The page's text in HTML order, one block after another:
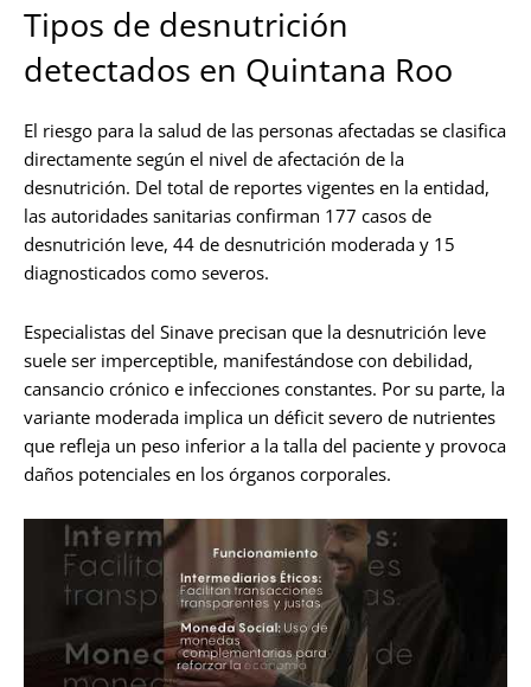
Tipos de desnutrición
detectados en Quintana Roo
El riesgo para la salud de las personas afectadas se clasifica
directamente según el nivel de afectación de la
desnutrición. Del total de reportes vigentes en la entidad,
las autoridades sanitarias confirman 177 casos de
desnutrición leve, 44 de desnutrición moderada y 15
diagnosticados como severos.
Especialistas del Sinave precisan que la desnutrición leve
suele ser imperceptible, manifestándose con debilidad,
cansancio crónico e infecciones constantes. Por su parte, la
variante moderada implica un déficit severo de nutrientes
que refleja un peso inferior a la talla del paciente y provoca
daños potenciales en los órganos corporales.